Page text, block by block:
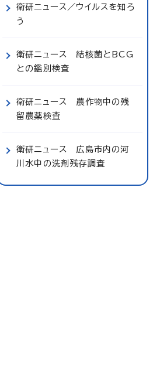
衛研ニュース／ウイルスを知ろ
う
衛研ニュース 結核菌とBCG
との鑑別検査
衛研ニュース 農作物中の残
留農薬検査
衛研ニュース 広島市内の河
川水中の洗剤残存調査